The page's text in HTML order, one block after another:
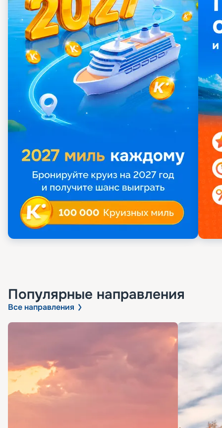
Популярные направления
Все направления